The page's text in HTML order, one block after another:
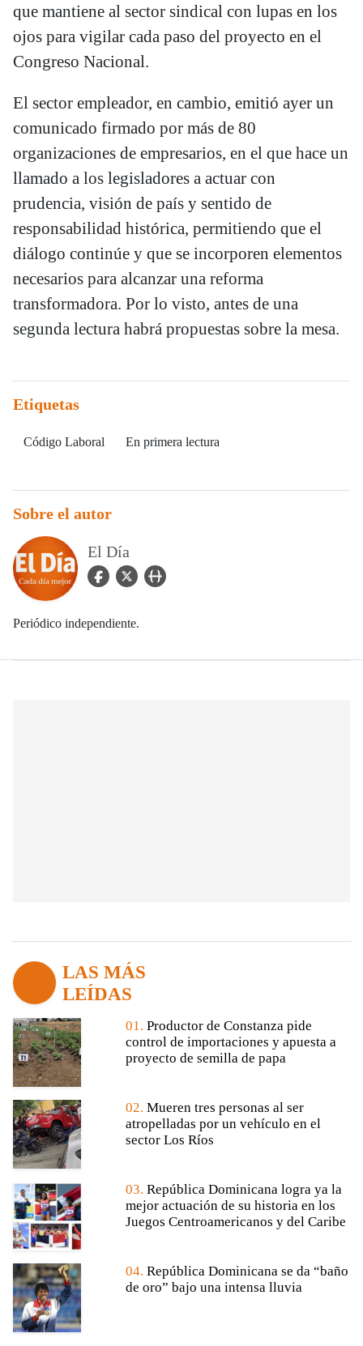
que mantiene al sector sindical con lupas en los
ojos para vigilar cada paso del proyecto en el
Congreso Nacional.
El sector empleador, en cambio, emitió ayer un
comunicado firmado por más de 80
organizaciones de empresarios, en el que hace un
llamado a los legisladores a actuar con
prudencia, visión de país y sentido de
responsabilidad histórica, permitiendo que el
diálogo continúe y que se incorporen elementos
necesarios para alcanzar una reforma
transformadora. Por lo visto, antes de una
segunda lectura habrá propuestas sobre la mesa.
Etiquetas
Código Laboral En primera lectura
Sobre el autor
El Día
facebook Icon
twitter Iconuser_url Icon
Periódico independiente.
LAS MÁS
LEÍDAS
01. Productor de Constanza pide
control de importaciones y apuesta a
proyecto de semilla de papa
02. Mueren tres personas al ser
atropelladas por un vehículo en el
sector Los Ríos
03. República Dominicana logra ya la
mejor actuación de su historia en los
Juegos Centroamericanos y del Caribe
04. República Dominicana se da “baño
de oro” bajo una intensa lluvia